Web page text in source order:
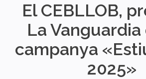
El CEBLLOB,
La Vanguardia
campanya
2025»